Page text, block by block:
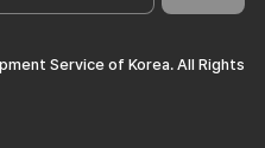
Service of Korea. All Rights